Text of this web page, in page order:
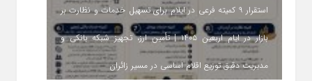
استقرار ۹ کمیته فرعی در ایلام برای تسهیل خدمات و نظارت بر
بازار در ایام اربعین ۱۴۰۵ | تأمین ارز، تجهیز شبکه بانکی و
مدیریت دقیق توزیع اقلام اساسی در مسیر زائران